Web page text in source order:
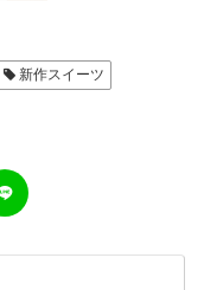
新作スイーツ